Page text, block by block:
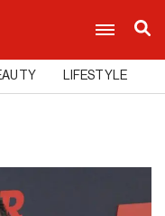
LIFESTYLE